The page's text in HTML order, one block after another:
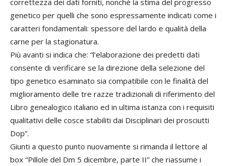
genetico per quelli che sono espressamente indicati come i
caratteri fondamentali: spessore del lardo e qualità della
carne per la stagionatura.
Più avanti si indica che: “l’elaborazione dei predetti dati
consente di verificare se la direzione della selezione del
tipo genetico esaminato sia compatibile con le finalità del
miglioramento delle tre razze tradizionali di riferimento del
Libro genealogico italiano ed in ultima istanza con i requisiti
qualitativi delle cosce stabiliti dai Disciplinari dei prosciutti
Dop”.
Giunti a questo punto nuovamente si rimanda il lettore al
box “Pillole del Dm 5 dicembre, parte II” che riassume i